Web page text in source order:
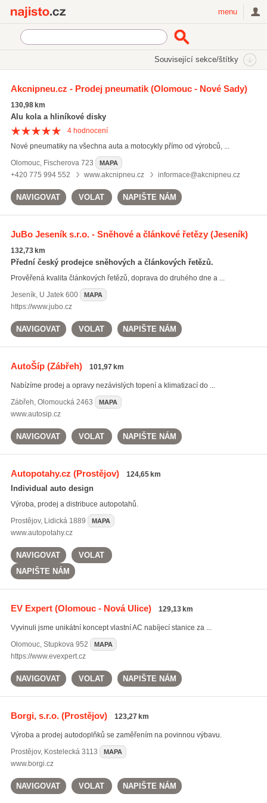
menu
Související sekce/štítky
Příslušenství a doplňky pro motorová vozidla
Pneumatiky (625)
Autoskla a autofólie
Oleje a maziva (248)
Akcnipneu.cz - Prodej pneumatik(Olomouc - Nové Sady)
130,98 km
Alu kola a hliníkové disky
4hodnocení
Nové pneumatiky na všechna auta a motocykly přímo od výrobců, ...
Olomouc, Fischerova 723 MAPA
+420 775 994 552 www.akcnipneu.cz informace@akcnipneu.cz
NAVIGOVAT VOLAT NAPIŠTE NÁM
JuBo Jeseník s.r.o. - Sněhové a článkové řetězy(Jeseník)
132,73 km
Přední český prodejce sněhových a článkových řetězů.
Prověřená kvalita článkových řetězů, doprava do druhého dne a ...
Jeseník, U Jatek 600 MAPA
https://www.jubo.cz
NAVIGOVAT VOLAT NAPIŠTE NÁM
AutoŠíp(Zábřeh) 101,97 km
Nabízíme prodej a opravy nezávislých topení a klimatizací do ...
Zábřeh, Olomoucká 2463 MAPA
www.autosip.cz
NAVIGOVAT VOLAT NAPIŠTE NÁM
Autopotahy.cz (Prostějov) 124,65 km
Individual auto design
Výroba, prodej a distribuce autopotahů.
Prostějov, Lidická 1889 MAPA
www.autopotahy.cz
NAVIGOVAT
VOLAT
NAPIŠTE NÁM
EV Expert(Olomouc - Nová Ulice) 129,13 km
Vyvinuli jsme unikátní koncept vlastní AC nabíjecí stanice za ...
Olomouc, Stupkova 952 MAPA
https://www.evexpert.cz
NAVIGOVAT VOLAT NAPIŠTE NÁM
Borgi, s.r.o.(Prostějov) 123,27 km
Výroba a prodej autodoplňků se zaměřením na povinnou výbavu.
Prostějov, Kostelecká 3113 MAPA
www.borgi.cz
NAVIGOVAT VOLAT NAPIŠTE NÁM